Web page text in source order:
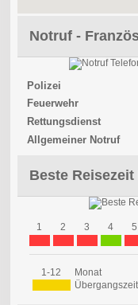
Notruf -
Polizei
Feuerwehr
Rettungsdienst
Allgemeiner Notruf
Beste
1 2 3 4 5
1-12 Monat
Übergangszeit